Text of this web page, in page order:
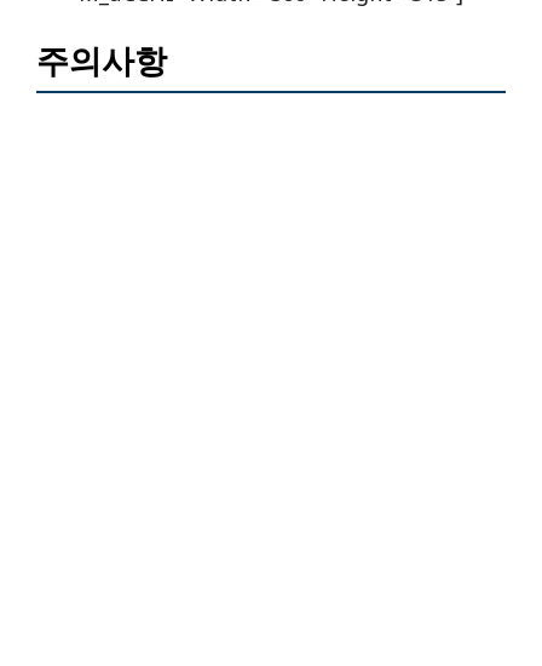
주의사항